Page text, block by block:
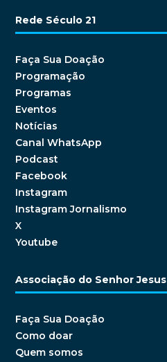
Rede Século 21
Faça Sua Doação
Programação
Programas
Eventos
Notícias
Canal WhatsApp
Podcast
Facebook
Instagram
Instagram Jornalismo
X
Youtube
Associação do Senhor Jesus
Faça Sua Doação
Como doar
Quem somos